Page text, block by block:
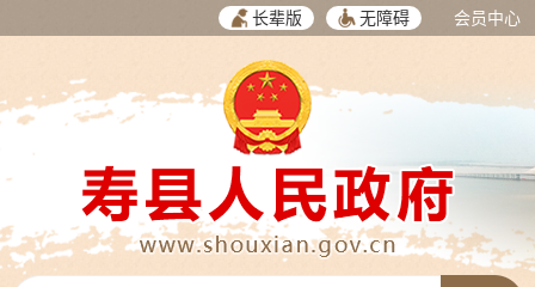
长辈版 无障碍 会员中心